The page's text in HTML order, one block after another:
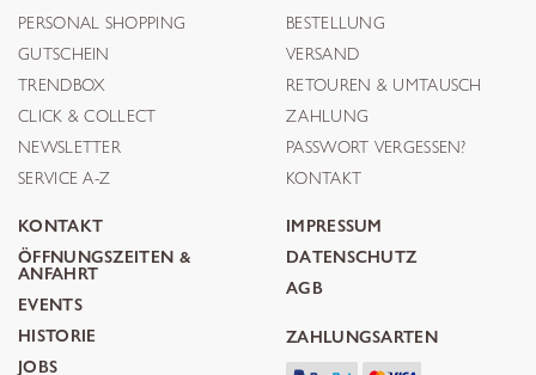
PERSONAL SHOPPING
GUTSCHEIN
TRENDBOX
CLICK & COLLECT
NEWSLETTER
SERVICE A-Z
BESTELLUNG
VERSAND
RETOUREN & UMTAUSCH
ZAHLUNG
PASSWORT VERGESSEN?
KONTAKT
KONTAKT
ÖFFNUNGSZEITEN &
ANFAHRT
EVENTS
HISTORIE
JOBS
IMPRESSUM
DATENSCHUTZ
AGB
ZAHLUNGSARTEN